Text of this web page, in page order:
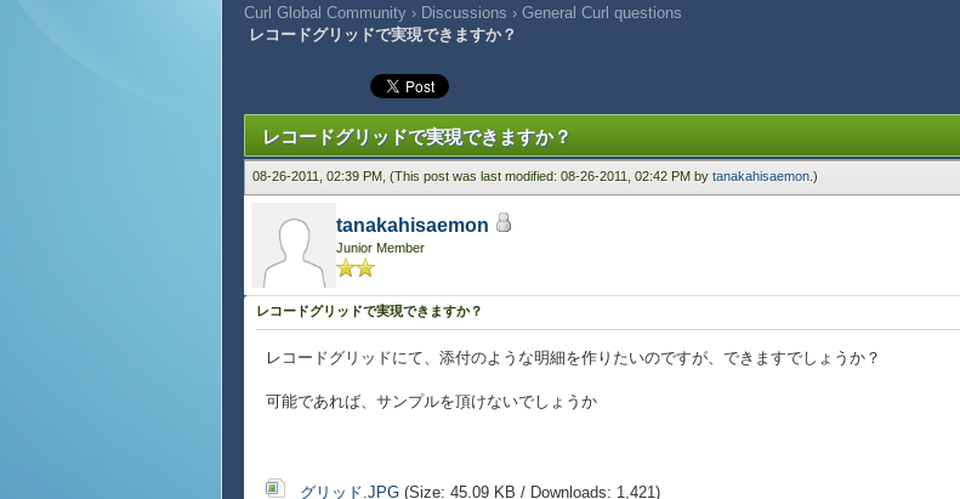
Curl Global Community › Discussions › General Curl questions
レコードグリッドで実現できますか？
レコードグリッドで実現できますか？
08-26-2011, 02:39 PM, (This post was last modified: 08-26-2011, 02:42 PM by tanakahisaemon .)
tanakahisaemon
Junior Member
レコードグリッドで実現できますか？
レコードグリッドにて、添付のような明細を作りたいのですが、できますでしょうか？
可能であれば、サンプルを頂けないでしょうか
グリッド.JPG (Size: 45.09 KB / Downloads: 1,421)